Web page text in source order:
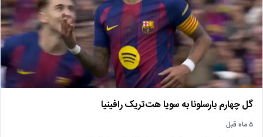
گل چهارم بارسلونا به سویا هت‌تریک رافینیا
۵ ماه قبل